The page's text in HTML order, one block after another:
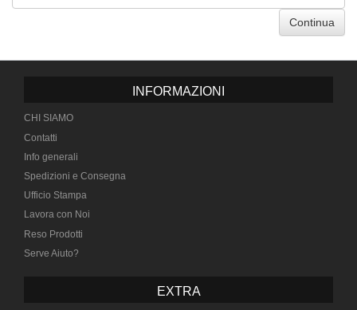
Continua
INFORMAZIONI
CHI SIAMO
Contatti
Info generali
Spedizioni e Consegna
Ufficio Stampa
Lavora con Noi
Reso Prodotti
Serve Aiuto?
EXTRA